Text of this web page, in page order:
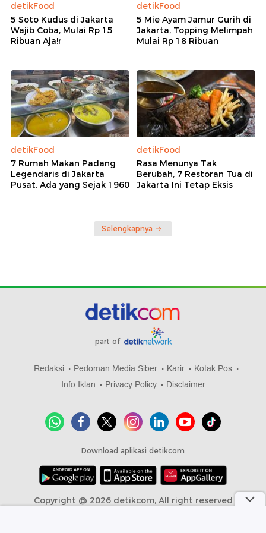
detikFood
5 Soto Kudus di Jakarta
Wajib Coba, Mulai Rp 15
Ribuan Aja!r
detikFood
5 Mie Ayam Jamur Gurih di
Jakarta, Topping Melimpah
Mulai Rp 18 Ribuan
detikFood
7 Rumah Makan Padang
Legendaris di Jakarta
Pusat, Ada yang Sejak 1960
detikFood
Rasa Menunya Tak
Berubah, 7 Restoran Tua di
Jakarta Ini Tetap Eksis
Selengkapnya
part of
Redaksi Pedoman Media Siber Karir
Kotak Pos
Info Iklan
Privacy Policy Disclaimer
Download aplikasi detikcom
Copyright @ 2026 detikcom, All right reserved